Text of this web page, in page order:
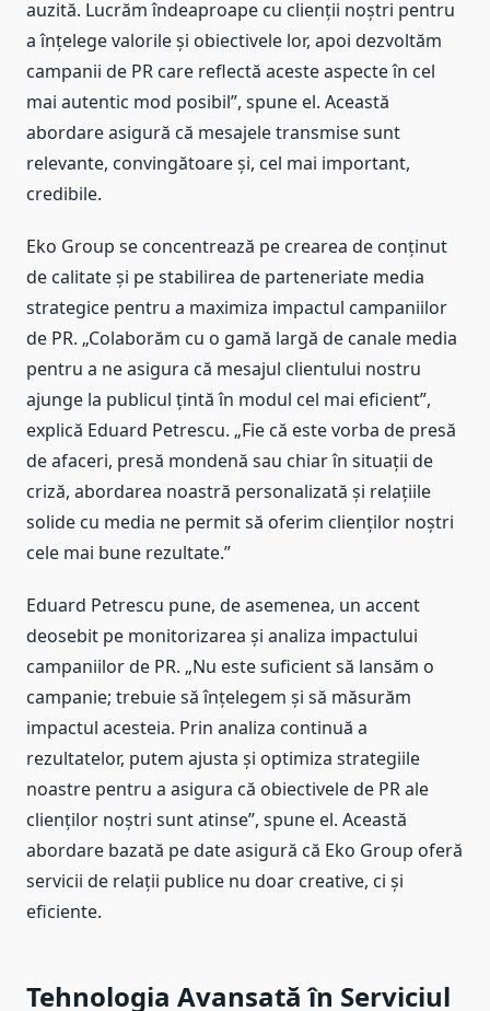
auzită. Lucrăm îndeaproape cu clienții noștri pentru
a înțelege valorile și obiectivele lor, apoi dezvoltăm
campanii de PR care reflectă aceste aspecte în cel
mai autentic mod posibil”, spune el. Această
abordare asigură că mesajele transmise sunt
relevante, convingătoare și, cel mai important,
credibile.
Eko Group se concentrează pe crearea de conținut
de calitate și pe stabilirea de parteneriate media
strategice pentru a maximiza impactul campaniilor
de PR. „Colaborăm cu o gamă largă de canale media
pentru a ne asigura că mesajul clientului nostru
ajunge la publicul țintă în modul cel mai eficient”,
explică Eduard Petrescu. „Fie că este vorba de presă
de afaceri, presă mondenă sau chiar în situații de
criză, abordarea noastră personalizată și relațiile
solide cu media ne permit să oferim clienților noștri
cele mai bune rezultate.”
Eduard Petrescu pune, de asemenea, un accent
deosebit pe monitorizarea și analiza impactului
campaniilor de PR. „Nu este suficient să lansăm o
campanie; trebuie să înțelegem și să măsurăm
impactul acesteia. Prin analiza continuă a
rezultatelor, putem ajusta și optimiza strategiile
noastre pentru a asigura că obiectivele de PR ale
clienților noștri sunt atinse”, spune el. Această
abordare bazată pe date asigură că Eko Group oferă
servicii de relații publice nu doar creative, ci și
eficiente.
Tehnologia Avansată în Serviciul